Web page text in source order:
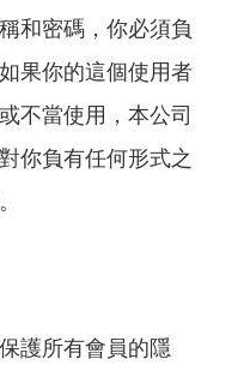
和密碼，你必須負
果你的這個使用者
不當使用，本公司
你負有任何形式之
護所有會員的隱